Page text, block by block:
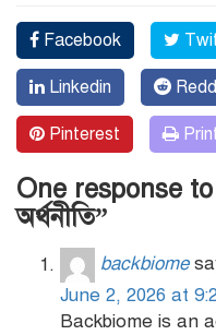
Facebook
Linkedin
Pinterest
One response to
অর্থনীতি”
backbiome
June 2, 2026 at
Backbiome is an